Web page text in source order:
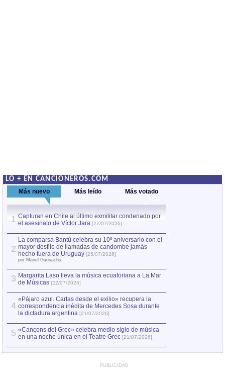
LO + EN CANCIONEROS.COM
Más nuevo Más leído Más votado
1 Capturan en Chile al último exmilitar condenado por
el asesinato de Víctor Jara [27/07/2026]
2
La comparsa Bantú celebra su 10º aniversario con el
mayor desfile de llamadas de candombe jamás
hecho fuera de Uruguay [25/07/2026]
por Manel Gausachs
3 Margarita Laso lleva la música ecuatoriana a La Mar
de Músicas [22/07/2026]
4
«Pájaro azul. Cartas desde el exilio» recupera la
correspondencia inédita de Mercedes Sosa durante
la dictadura argentina [21/07/2026]
5 «Cançons del Grec» celebra medio siglo de música
en una noche única en el Teatre Grec [21/07/2026]
PUBLICIDAD